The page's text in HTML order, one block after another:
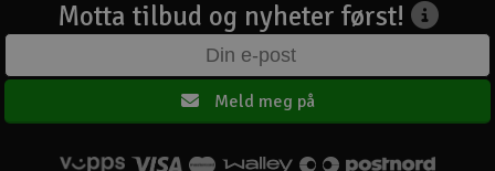
Motta tilbud og nyheter først!
Meld meg på